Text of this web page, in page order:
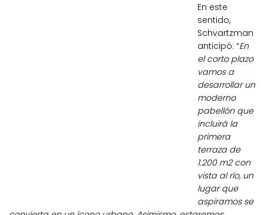
En este
sentido,
Schvartzman
anticipó: “En
el corto plazo
vamos a
desarrollar un
moderno
pabellón que
incluirá la
primera
terraza de
1.200 m2 con
vista al río, un
lugar que
aspiramos se